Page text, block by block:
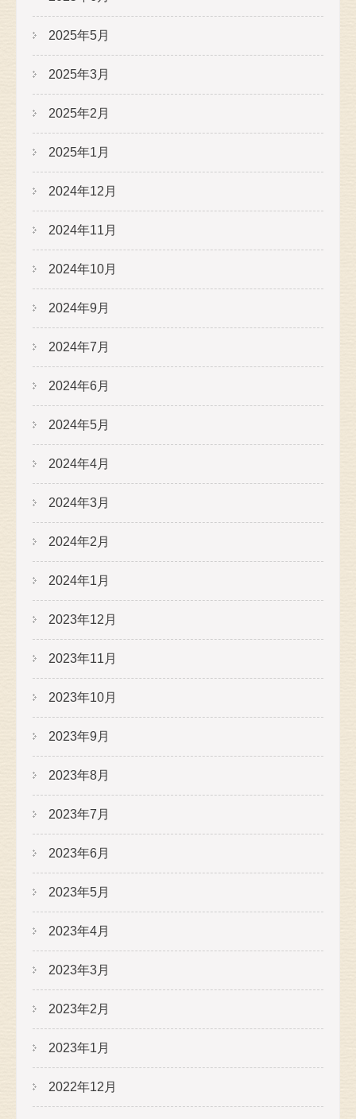
2025年5月
2025年3月
2025年2月
2025年1月
2024年12月
2024年11月
2024年10月
2024年9月
2024年7月
2024年6月
2024年5月
2024年4月
2024年3月
2024年2月
2024年1月
2023年12月
2023年11月
2023年10月
2023年9月
2023年8月
2023年7月
2023年6月
2023年5月
2023年4月
2023年3月
2023年2月
2023年1月
2022年12月